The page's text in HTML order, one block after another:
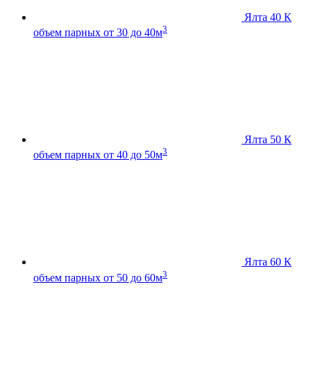
Ялта 40 К
объем парных от 30 до 40м3
Ялта 50 К
объем парных от 40 до 50м3
Ялта 60 К
объем парных от 50 до 60м3